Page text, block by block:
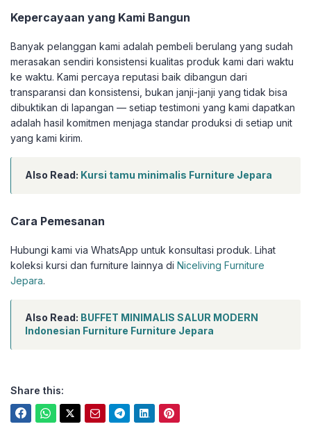
Kepercayaan yang Kami Bangun
Banyak pelanggan kami adalah pembeli berulang yang sudah
merasakan sendiri konsistensi kualitas produk kami dari waktu
ke waktu. Kami percaya reputasi baik dibangun dari
transparansi dan konsistensi, bukan janji-janji yang tidak bisa
dibuktikan di lapangan — setiap testimoni yang kami dapatkan
adalah hasil komitmen menjaga standar produksi di setiap unit
yang kami kirim.
Also Read: Kursi tamu minimalis Furniture Jepara
Cara Pemesanan
Hubungi kami via WhatsApp untuk konsultasi produk. Lihat
koleksi kursi dan furniture lainnya di Niceliving Furniture
Jepara.
Also Read: BUFFET MINIMALIS SALUR MODERN
Indonesian Furniture Furniture Jepara
Share this: